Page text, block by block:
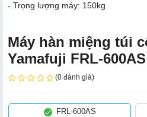
- Trọng lượng máy: 150kg
Máy hàn miệng túi
Yamafuji FRL-
(0 đánh giá)
FRL-600AS